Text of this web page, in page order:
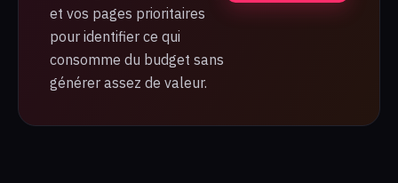
et vos pages prioritaires
pour identifier ce qui
consomme du budget sans
générer assez de valeur.